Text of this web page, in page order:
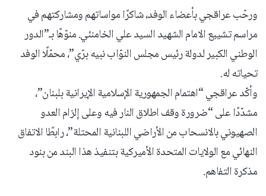
ورحّب عراقجي بأعضاء الوفد، شاكرًا مواساتهم ومشاركتهم في
مراسم تشييع الامام الشهيد السيد علي الخامنئي. منوّهًا بـ”الدور
الوطني الكبير لدولة رئيس مجلس النوّاب نبيه برّي”، محمّلًا الوفد
تحياته له.
وأكّد عراقجي “اهتمام الجمهورية الإسلامية الإيرانية بلبنان”،
مشدّدًا على “ضرورة وقف اطلاق النار فيه وعلى إلزام العدو
الصهيوني بالانسحاب من الأراضي اللبنانية المحتلة”، رابطًا الاتفاق
النهائي مع الولايات المتحدة الأميركية بتنفيذ هذا البند من بنود
مذكرة التفاهم.